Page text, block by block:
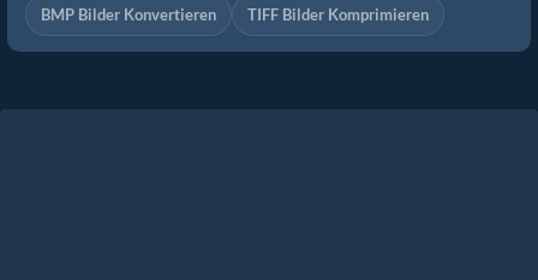
BMP Bilder Konvertieren TIFF Bilder Komprimieren